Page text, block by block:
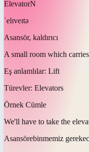
ElevatorN
ˈelɪveɪtə
Asansör, kaldırıcı
A small room which
Eş anlamlılar: Lift
Türevler: Elevators
Örnek Cümle
We'll have to take the
Asansörebinmemiz